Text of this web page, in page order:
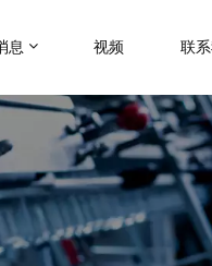
息 视频 联